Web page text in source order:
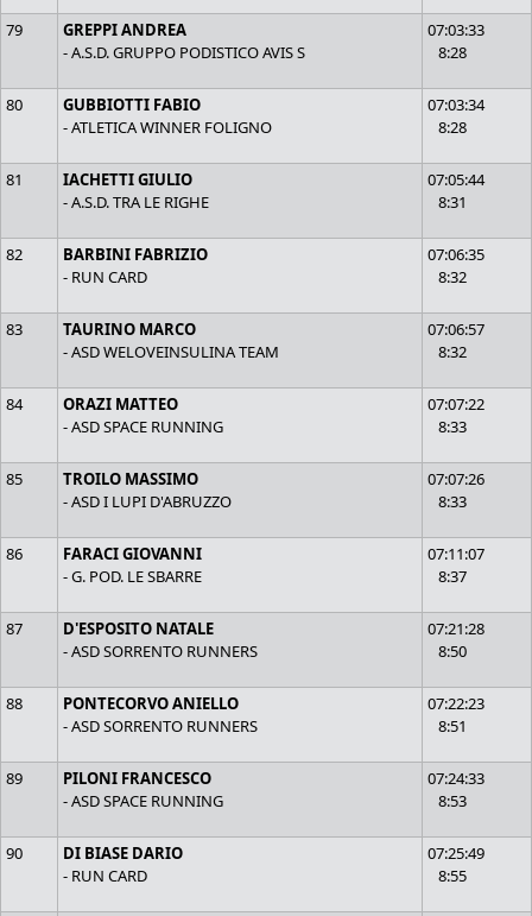
79
GREPPI ANDREA
- A.S.D. GRUPPO PODISTICO AVIS S
07:03:33
8:28
80
GUBBIOTTI FABIO
- ATLETICA WINNER FOLIGNO
07:03:34
8:28
81
IACHETTI GIULIO
- A.S.D. TRA LE RIGHE
07:05:44
8:31
82
BARBINI FABRIZIO
- RUN CARD
07:06:35
8:32
83
TAURINO MARCO
- ASD WELOVEINSULINA TEAM
07:06:57
8:32
84
ORAZI MATTEO
- ASD SPACE RUNNING
07:07:22
8:33
85
TROILO MASSIMO
- ASD I LUPI D'ABRUZZO
07:07:26
8:33
86
FARACI GIOVANNI
- G. POD. LE SBARRE
07:11:07
8:37
87
D'ESPOSITO NATALE
- ASD SORRENTO RUNNERS
07:21:28
8:50
88
PONTECORVO ANIELLO
- ASD SORRENTO RUNNERS
07:22:23
8:51
89
PILONI FRANCESCO
- ASD SPACE RUNNING
07:24:33
8:53
90
DI BIASE DARIO
- RUN CARD
07:25:49
8:55